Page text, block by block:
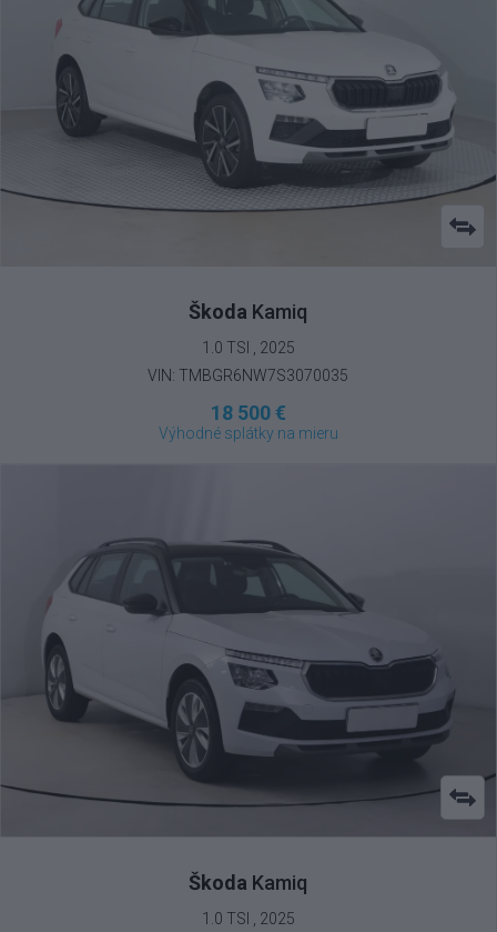
Škoda Kamiq
1.0 TSI , 2025
VIN: TMBGR6NW7S3070035
18 500 €
Výhodné splátky na mieru
Škoda Kamiq
1.0 TSI , 2025